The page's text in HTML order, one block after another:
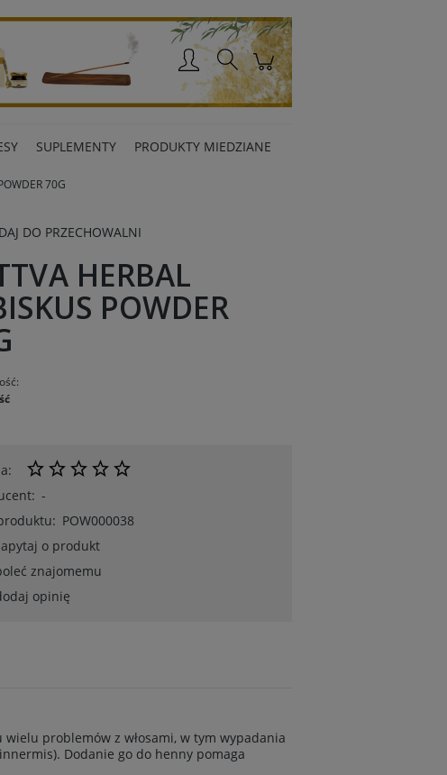
SUPLEMENTY PRODUKTY MIEDZIANE
70G
DO PRZECHOWALNI
HERBAL
POWDER
-
POW000038
o produkt
znajomemu
opinię
problemów z włosami, w tym wypadania
Dodanie go do henny pomaga